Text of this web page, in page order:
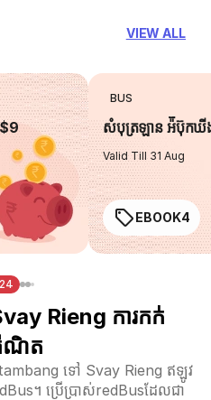
VIEW ALL
$9
BUS
សំបុត្រឡាន អ៉ីប៊ុកឃី
Valid Till 31 Aug
EBOOK4
Rieng ការកក់
ណិត
ទៅ Svay Rieng ឥឡូវ
។ ប្រើប្រាស់redBusដែលជា